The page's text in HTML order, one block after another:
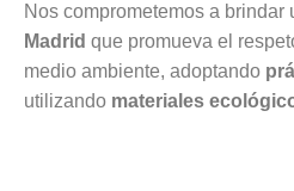
Nos comprometemos a brindar
Madrid que promueva el
medio ambiente, adoptando
utilizando materiales